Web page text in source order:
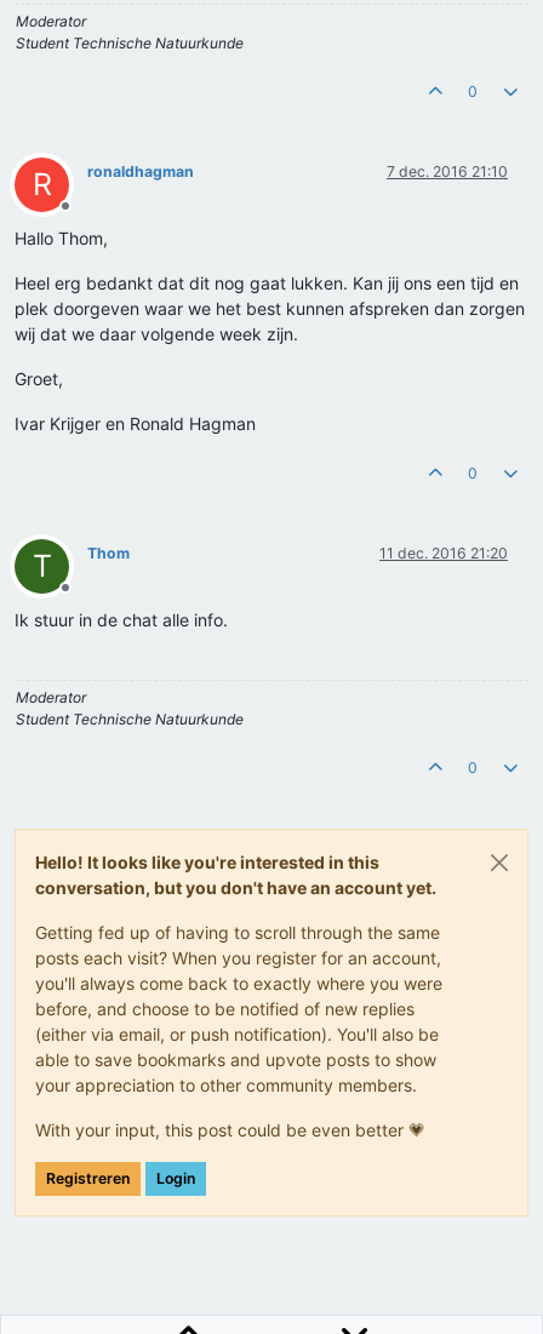
Moderator
Student Technische Natuurkunde
0
R
Offline
ronaldhagman 7 dec. 2016 21:10
Hallo Thom,
Heel erg bedankt dat dit nog gaat lukken. Kan jij ons een tijd en
plek doorgeven waar we het best kunnen afspreken dan zorgen
wij dat we daar volgende week zijn.
Groet,
Ivar Krijger en Ronald Hagman
0
T
Offline
Thom 11 dec. 2016 21:20
Ik stuur in de chat alle info.
Moderator
Student Technische Natuurkunde
0
Hello! It looks like you're interested in this
conversation, but you don't have an account yet.
Getting fed up of having to scroll through the same
posts each visit? When you register for an account,
you'll always come back to exactly where you were
before, and choose to be notified of new replies
(either via email, or push notification). You'll also be
able to save bookmarks and upvote posts to show
your appreciation to other community members.
With your input, this post could be even better 💗
Registreren Login